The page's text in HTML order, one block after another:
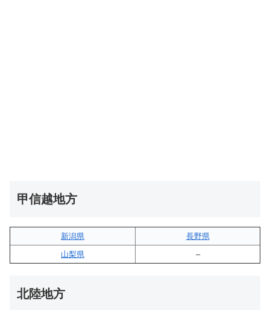
甲信越地方
新潟県
長野県
山梨県
–
北陸地方